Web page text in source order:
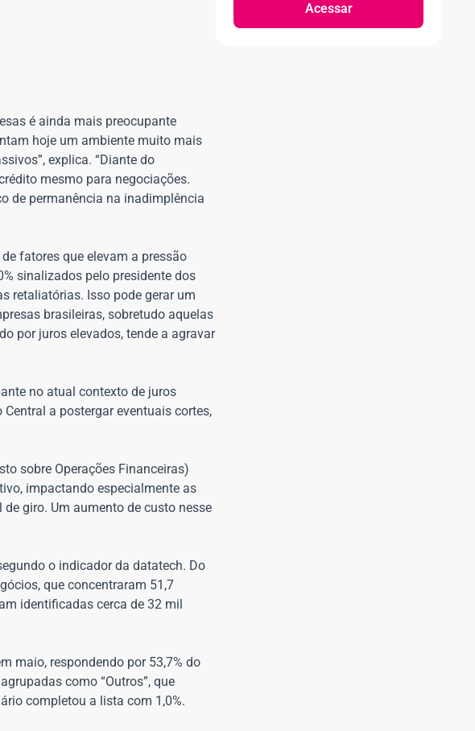
é ainda mais preocupante
hoje um ambiente muito mais
explica. “Diante do
mesmo para negociações.
de permanência na inadimplência
fatores que elevam a pressão
sinalizados pelo presidente dos
retaliatórias. Isso pode gerar um
brasileiras, sobretudo aquelas
por juros elevados, tende a agravar
no atual contexto de juros
a postergar eventuais cortes,
sobre Operações Financeiras)
impactando especialmente as
giro. Um aumento de custo nesse
o indicador da datatech. Do
que concentraram 51,7
identificadas cerca de 32 mil
maio, respondendo por 53,7% do
como “Outros”, que
completou a lista com 1,0%.
Acessar